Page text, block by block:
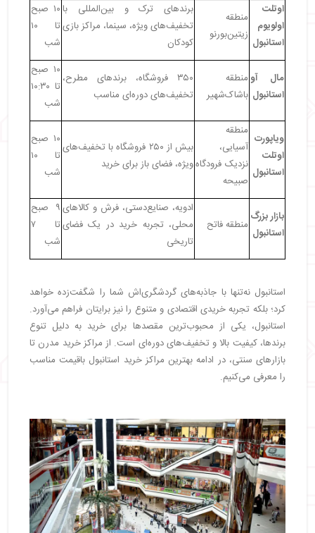
اوتلت
اولویوم
استانبول
منطقه
زیتین‌بورنو
برندهای ترک و بین‌المللی با
تخفیف‌های ویژه، سینما، مراکز بازی
کودکان
۱۰ صبح
تا ۱۰
شب
مال آو
استانبول
منطقه
باشاک‌شهیر
۳۵۰ فروشگاه، برندهای مطرح،
تخفیف‌های دوره‌ای مناسب
۱۰ صبح
تا ۱۰:۳۰
شب
ویاپورت
اوتلت
استانبول
منطقه
آسیایی،
نزدیک فرودگاه
صبیحه
بیش از ۲۵۰ فروشگاه با تخفیف‌های
ویژه، فضای باز برای خرید
۱۰ صبح
تا ۱۰
شب
بازار بزرگ
استانبول
منطقه فاتح
ادویه، صنایع‌دستی، فرش و کالاهای
محلی، تجربه خرید در یک فضای
تاریخی
۹ صبح
تا ۷
شب
استانبول نه‌تنها با جاذبه‌های گردشگری‌اش شما را شگفت‌زده خواهد
کرد؛ بلکه تجربه خریدی اقتصادی و متنوع را نیز برایتان فراهم می‌آورد.
استانبول، یکی از محبوب‌ترین مقصدها برای خرید به دلیل تنوع
برندها، کیفیت بالا و تخفیف‌های دوره‌ای است. از مراکز خرید مدرن تا
بازارهای سنتی، در ادامه بهترین مراکز خرید استانبول باقیمت مناسب
را معرفی می‌کنیم.